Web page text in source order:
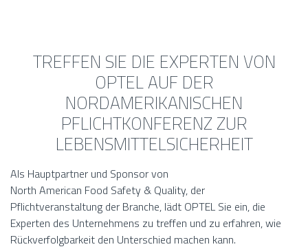
TREFFEN SIE DIE EXPERTEN VON
OPTEL AUF DER
NORDAMERIKANISCHEN
PFLICHTKONFERENZ ZUR
LEBENSMITTELSICHERHEIT
Als Hauptpartner und Sponsor von
North American Food Safety & Quality, der
Pflichtveranstaltung der Branche, lädt OPTEL Sie ein, die
Experten des Unternehmens zu treffen und zu erfahren, wie
Rückverfolgbarkeit den Unterschied machen kann.